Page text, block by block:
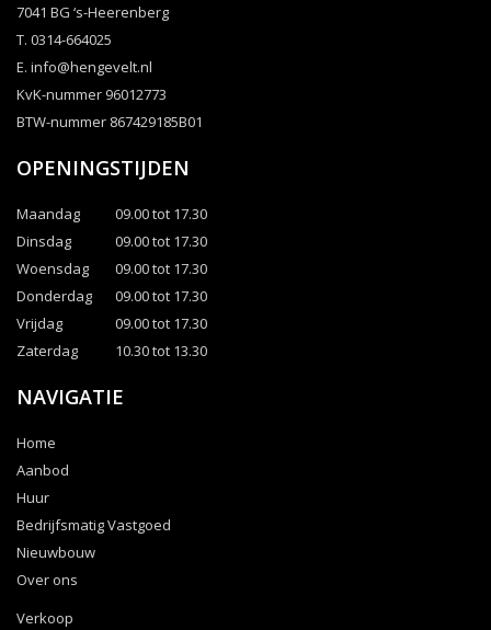
7041 BG ‘s-Heerenberg
T. 0314-664025
E. info@hengevelt.nl
KvK-nummer 96012773
BTW-nummer 867429185B01
OPENINGSTIJDEN
Maandag
09.00 tot 17.30
Dinsdag
09.00 tot 17.30
Woensdag
09.00 tot 17.30
Donderdag
09.00 tot 17.30
Vrijdag
09.00 tot 17.30
Zaterdag
10.30 tot 13.30
NAVIGATIE
Home
Aanbod
Huur
Bedrijfsmatig Vastgoed
Nieuwbouw
Over ons
Verkoop